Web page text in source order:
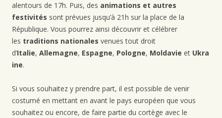
alentours de 17h. Puis, des animations et autres
festivités sont prévues jusqu’à 21h sur la place de la
République. Vous pourrez ainsi découvrir et célébrer
les traditions nationales venues tout droit
d’Italie, Allemagne, Espagne, Pologne, Moldavie et Ukra
ine.
Si vous souhaitez y prendre part, il est possible de venir
costumé en mettant en avant le pays européen que vous
souhaitez ou encore, de faire partie du cortège avec le